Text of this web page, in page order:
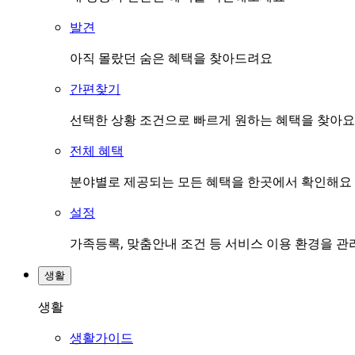
발견
아직 몰랐던 숨은 혜택을 찾아드려요
간편찾기
선택한 상황 조건으로 빠르게 원하는 혜택을 찾아요
전체 혜택
분야별로 제공되는 모든 혜택을 한곳에서 확인해요
설정
가족등록, 맞춤안내 조건 등 서비스 이용 환경을 관
생활
생활
생활가이드